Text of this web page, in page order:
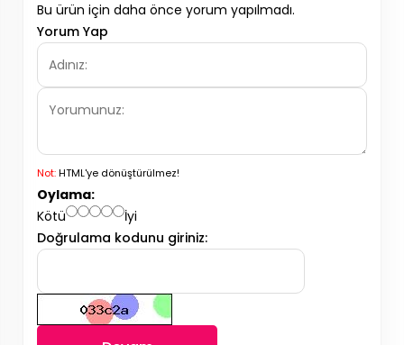
Bu ürün için daha önce yorum yapılmadı.
Yorum Yap
Not:HTML'ye dönüştürülmez!
Oylama:
Kötü
İyi
Doğrulama kodunu giriniz: